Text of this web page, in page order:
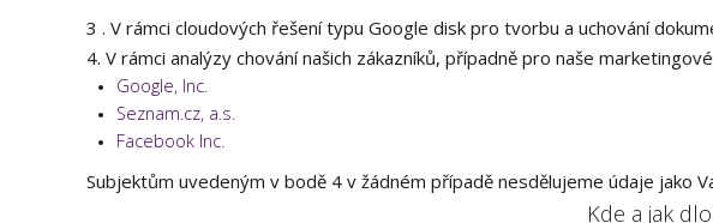
3 . V rámci cloudových řešení typu Google disk pro tvorbu a uchování
4. V rámci analýzy chování našich zákazníků, případně pro naše
Google, Inc.
Seznam.cz, a.s.
Facebook Inc.
Subjektům uvedeným v bodě 4 v žádném případě nesdělujeme údaje jako
Kde a jak